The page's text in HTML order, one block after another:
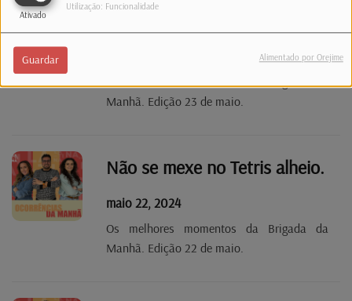
Ativado
Utilização: Funcionalidade
Guardar Alimentado por Orejime
Manhã. Edição 23 de maio.
Não se mexe no Tetris alheio.
maio 22, 2024
Os melhores momentos da Brigada da
Manhã. Edição 22 de maio.